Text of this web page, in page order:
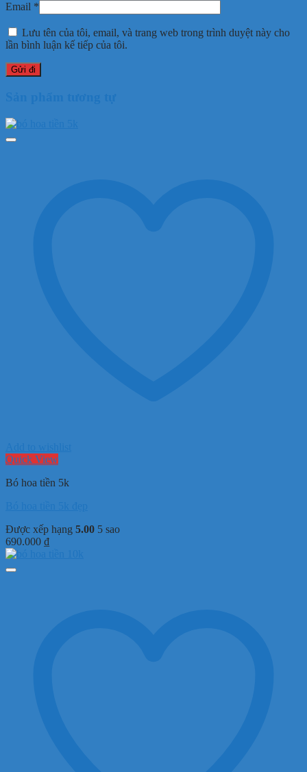
Email *
Lưu tên của tôi, email, và trang web trong trình duyệt này cho
lần bình luận kế tiếp của tôi.
Quick View
Bó hoa tiền 5k
Được xếp hạng 5.00 5 sao
690.000 ₫